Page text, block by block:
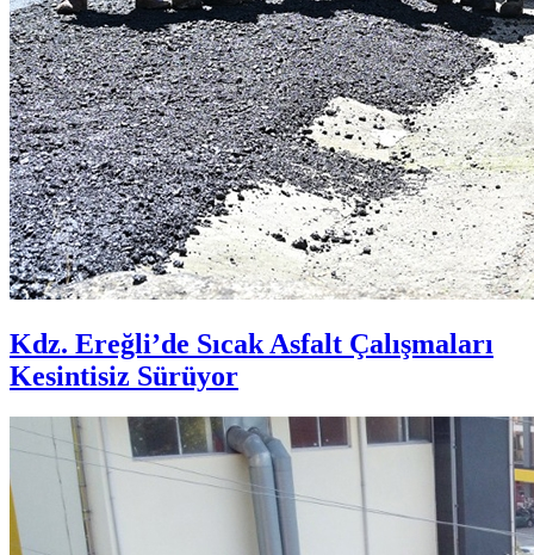
Kdz. Ereğli’de Sıcak Asfalt Çalışmaları
Kesintisiz Sürüyor